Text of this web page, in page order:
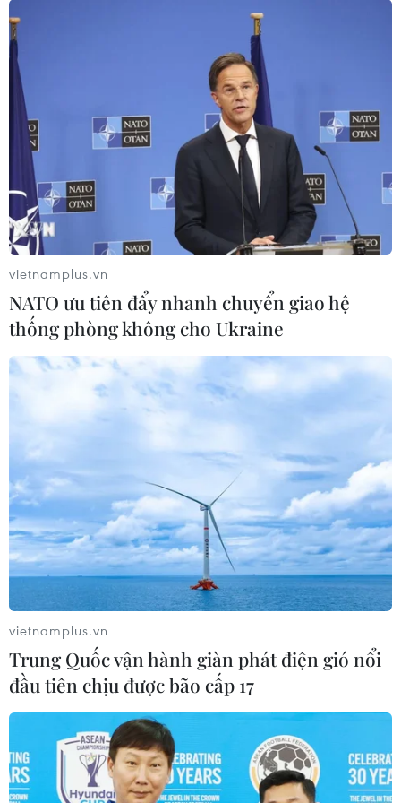
vietnamplus.vn
NATO ưu tiên đẩy nhanh chuyển giao hệ
thống phòng không cho Ukraine
vietnamplus.vn
Trung Quốc vận hành giàn phát điện gió nổi
đầu tiên chịu được bão cấp 17